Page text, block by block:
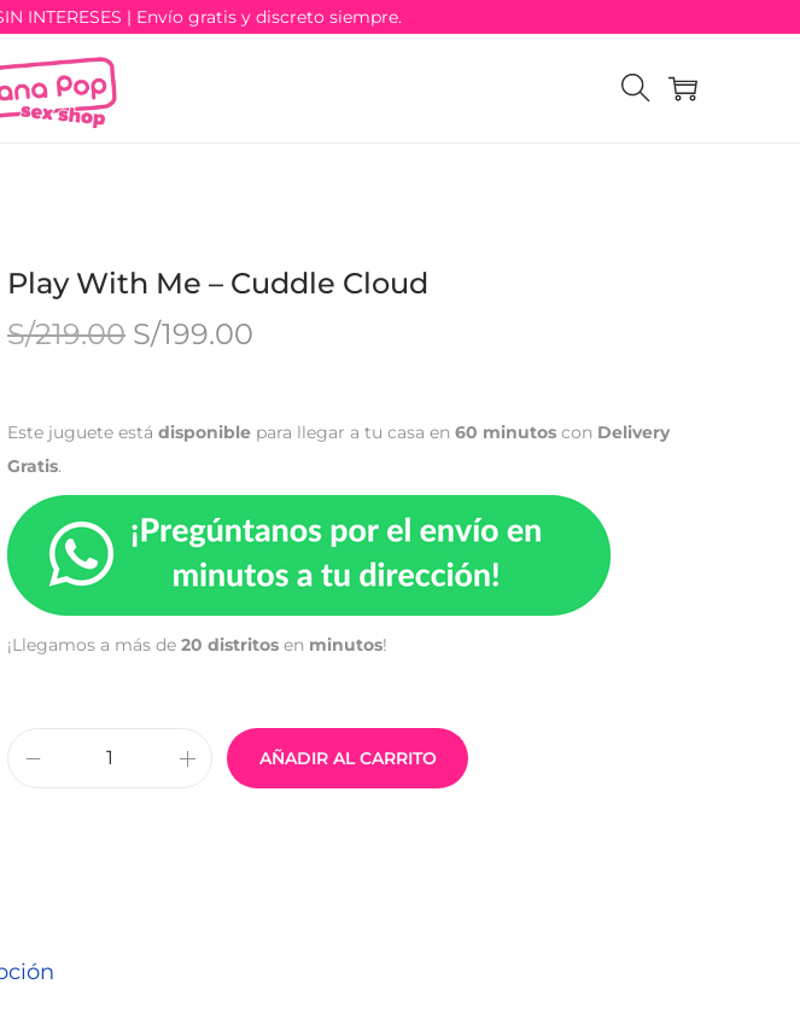
INTERESES | Envío gratis y discreto siempre.
Play With Me – Cuddle Cloud
S/219.00 S/199.00
Este juguete está disponible para llegar a tu casa en 60 minutos con Delivery
Gratis.
¡Llegamos a más de 20 distritos en minutos!
AÑADIR AL CARRITO